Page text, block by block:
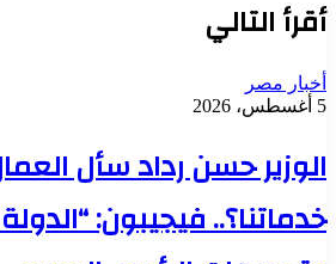
أقرأ التالي
أخبار مصر
5 أغسطس، 2026
الوزير حسن رداد سأل
خدماتنا؟.. فيجيبون: